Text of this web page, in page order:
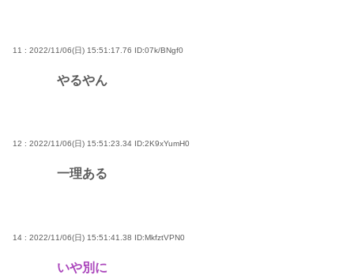
11 : 2022/11/06(日) 15:51:17.76 ID:07k/BNgf0
やるやん
12 : 2022/11/06(日) 15:51:23.34 ID:2K9xYumH0
一理ある
14 : 2022/11/06(日) 15:51:41.38 ID:MkfztVPN0
いや別に